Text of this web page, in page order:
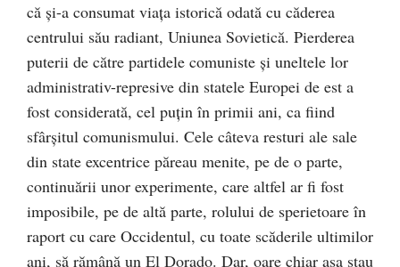
că şi-a consumat viaţa istorică odată cu căderea
centrului său radiant, Uniunea Sovietică. Pierderea
puterii de către partidele comuniste şi uneltele lor
administrativ-represive din statele Europei de est a
fost considerată, cel puţin în primii ani, ca fiind
sfârşitul comunismului. Cele câteva resturi ale sale
din state excentrice păreau menite, pe de o parte,
continuării unor experimente, care altfel ar fi fost
imposibile, pe de altă parte, rolului de sperietoare în
raport cu care Occidentul, cu toate scăderile ultimilor
ani, să rămână un El Dorado. Dar, oare chiar aşa stau